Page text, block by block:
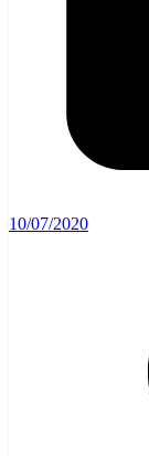
10/07/2020